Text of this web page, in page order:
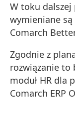
W toku dalszej
wymieniane są
Comarch
Zgodnie z
rozwiązanie to
moduł HR dla
Comarch ERP